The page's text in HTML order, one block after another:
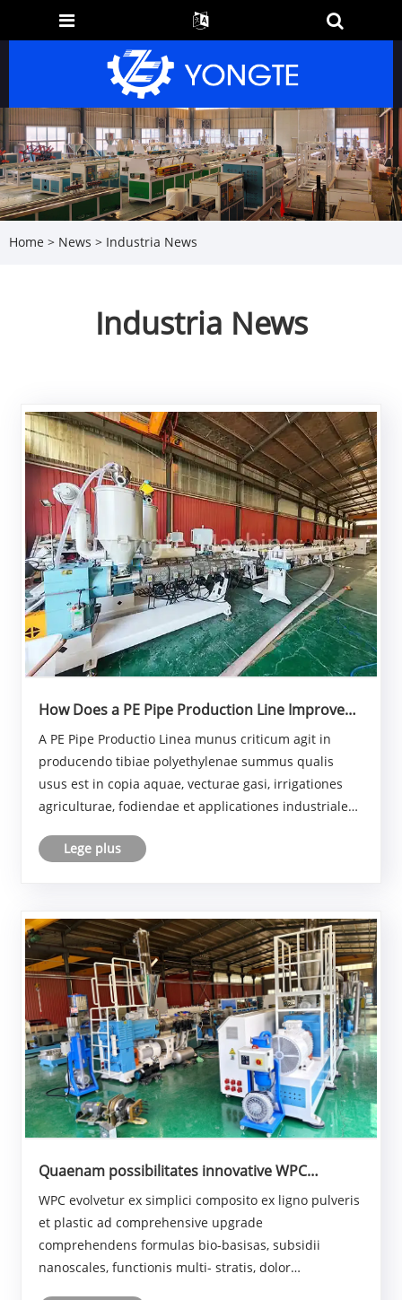
Home > News > Industria News
Industria News
How Does a PE Pipe Production Line Improve
A PE Pipe Productio Linea munus criticum agit in
producendo tibiae polyethylenae summus qualis
usus est in copia aquae, vecturae gasi, irrigationes
agriculturae, fodiendae et applicationes industriales.
fabricandi systema opera, provocationes artifices ......
Lege plus
Quaenam possibilitates innovative WPC
WPC evolvetur ex simplici composito ex ligno pulveris
et plastic ad comprehensive upgrade
comprehendens formulas bio-basisas, subsidii
nanoscales, functionis multi- stratis, dolor